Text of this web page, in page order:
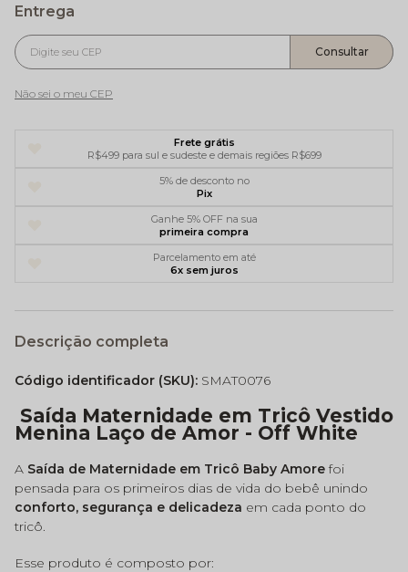
Não sei o meu CEP
Frete grátis
R$499 para sul e sudeste e demais regiões R$699
5% de desconto no
Pix
Ganhe 5% OFF na sua
primeira compra
Parcelamento em até
6x sem juros
Descrição completa
Código identificador (SKU): SMAT0076
Saída Maternidade em Tricô Vestido
Menina Laço de Amor - Off White
A Saída de Maternidade em Tricô Baby Amore foi
pensada para os primeiros dias de vida do bebê unindo
conforto, segurança e delicadeza em cada ponto do
tricô.
Esse produto é composto por: